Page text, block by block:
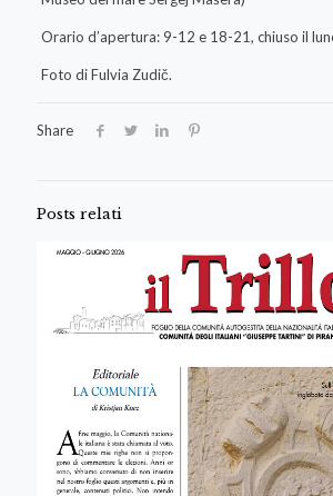
Orario d’apertura: 9-12 e 18-21, chiuso il
Foto di Fulvia Zudič.
Share
Posts relati